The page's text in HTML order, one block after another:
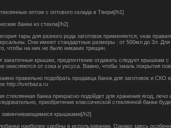
оптом с оптового склада в Твери[/h1]
банки из стекла[/h2]
тары для разного рода заготовок применяется, vкак
Они имеют стандартные размеры : от 500мл до 3л.
чтобы на них не было никаких трещин.
закаточные крышки, предпочтение отдавать следует
окисляются от сока и уксуса. Важно, чтобы эмаль покрытия
правильно подобрать продавца банок для заготовок и
http://tverbaza.ru
стеклянная банка прекрасно подойдет для хранения ягод,
приобретение классической стеклянной банки
завинчивающимися крышками[/h2]
наиболее удобны в использовании. Однако здесь